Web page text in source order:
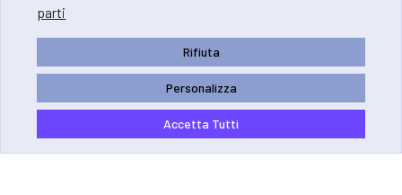
parti
Rifiuta
Personalizza
Accetta Tutti